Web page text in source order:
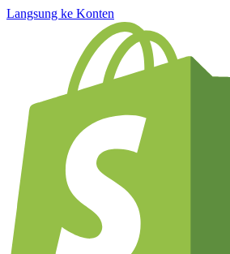
Langsung ke Konten